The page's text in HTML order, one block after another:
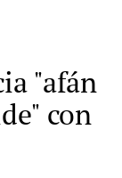
"afán
con